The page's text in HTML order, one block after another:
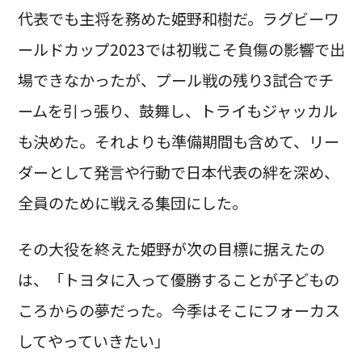
代表でも主将を務めた姫野和樹だ。ラグビーワ
ールドカップ2023では初戦こそ負傷の影響で出
場できなかったが、プール戦の残り3試合でチ
ームを引っ張り、鼓舞し、トライもジャッカル
も決めた。それよりも準備期間も含めて、リー
ダーとして発言や行動で日本代表の絆を深め、
全員のために戦える集団にした。
その大役を終えた姫野が次の目標に据えたの
は、「トヨタに入って優勝することが子どもの
ころからの夢だった。今季はそこにフォーカス
してやっていきたい」